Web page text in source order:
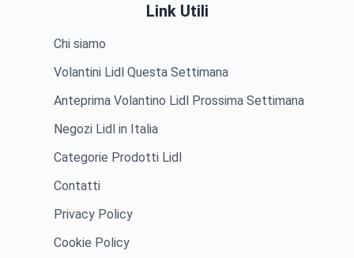
Link Utili
Chi siamo
Volantini Lidl Questa Settimana
Anteprima Volantino Lidl Prossima Settimana
Negozi Lidl in Italia
Categorie Prodotti Lidl
Contatti
Privacy Policy
Cookie Policy